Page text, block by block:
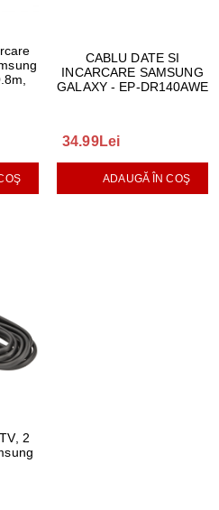
CABLU DATE SI
INCARCARE SAMSUNG
GALAXY - EP-DR140AWE
34.99Lei
ADAUGĂ ÎN COŞ
2